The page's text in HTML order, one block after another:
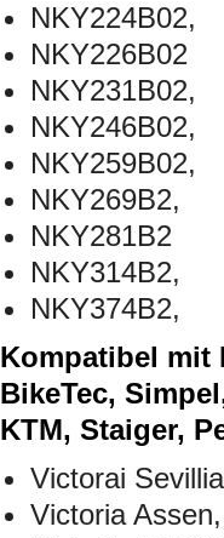
NKY224B02,
NKY226B02
NKY231B02,
NKY246B02,
NKY259B02,
NKY269B2,
NKY281B2
NKY314B2,
NKY374B2,
Kompatibel mit
BikeTec,
KTM, Staiger,
Victorai
Victoria Assen,